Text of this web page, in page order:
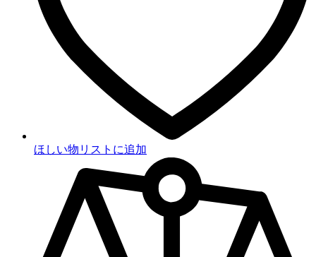
ほしい物リストに追加